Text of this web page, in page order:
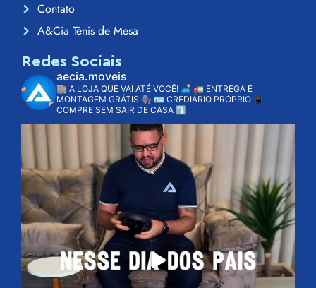
Contato
A&Cia Tênis de Mesa
Redes Sociais
aecia.moveis
🏬 A LOJA QUE VAI ATÉ VOCÊ! 🛋️ 🚛 ENTREGA E
MONTAGEM GRÁTIS 👨🏽‍🔧 🪪 CREDIÁRIO PRÓPRIO 📱
COMPRE SEM SAIR DE CASA ⤵️